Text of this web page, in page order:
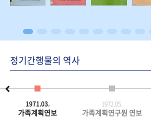
정기간행물의 역사
1971.03.
가족계획연보
1972.05.
가족계획연구원 연보